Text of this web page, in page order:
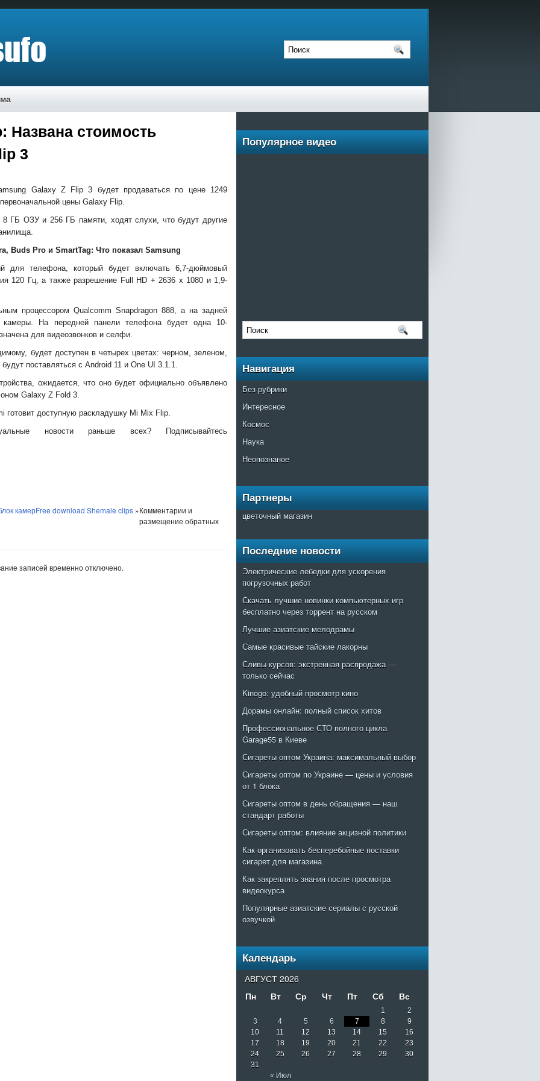
Названа стоимость
3
Galaxy Z Flip 3 будет продаваться по цене 1249
цены Galaxy Flip.
ГБ ОЗУ и 256 ГБ памяти, ходят слухи, что будут другие
Buds Pro и SmartTag: Что показал Samsung
для телефона, который будет включать 6,7-дюймовый
120 Гц, а также разрешение Full HD + 2636 x 1080 и 1,9-
процессором Qualcomm Snapdragon 888, а на задней
камеры. На передней панели телефона будет одна 10-
для видеозвонков и селфи.
будет доступен в четырех цветах: черном, зеленом,
поставляться с Android 11 и One UI 3.1.1.
ожидается, что оно будет официально объявлено
Galaxy Z Fold 3.
готовит доступную раскладушку Mi Mix Flip.
новости раньше всех? Подписывайтесь
камерFree download Shemale clips »Комментарии и
размещение обратных
записей временно отключено.
Популярное видео
Навигация
Без рубрики
Интересное
Космос
Наука
Неопознаное
Партнеры
цветочный магазин
Последние новости
Электрические лебедки для ускорения
погрузочных работ
Скачать лучшие новинки компьютерных игр
бесплатно через торрент на русском
Лучшие азиатские мелодрамы
Самые красивые тайские лакорны
Сливы курсов: экстренная распродажа —
только сейчас
Kinogo: удобный просмотр кино
Дорамы онлайн: полный список хитов
Профессиональное СТО полного цикла
Garage55 в Киеве
Сигареты оптом Украина: максимальный выбор
Сигареты оптом по Украине — цены и условия
от 1 блока
Сигареты оптом в день обращения — наш
стандарт работы
Сигареты оптом: влияние акцизной политики
Как организовать бесперебойные поставки
сигарет для магазина
Как закреплять знания после просмотра
видеокурса
Популярные азиатские сериалы с русской
озвучкой
Календарь
АВГУСТ 2026
Пн
Вт Ср Чт Пт Сб Вс
« Июл
1
2
3
4 5 6 7 8
9
10
11 12 13 14 15
16
17
18 19 20 21 22
23
24
25 26 27 28 29
30
31